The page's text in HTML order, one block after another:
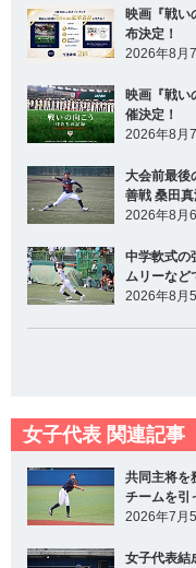
映画『戦い
布決定！
2026年8月
映画『戦い
催決定！
2026年8月
大会前最後
善戦 桑田
2026年8月
中学軟式の
ムリーなど
2026年8月
女子代表 関連記事
共同主将を
チームを引
2026年7月
女子代表結